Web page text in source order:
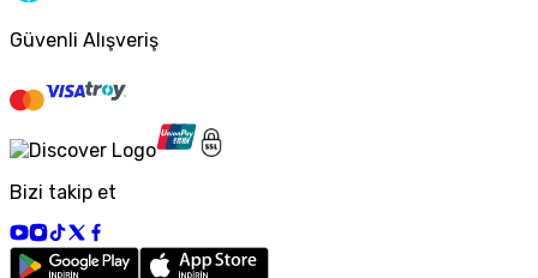
Güvenli Alışveriş
Bizi takip et